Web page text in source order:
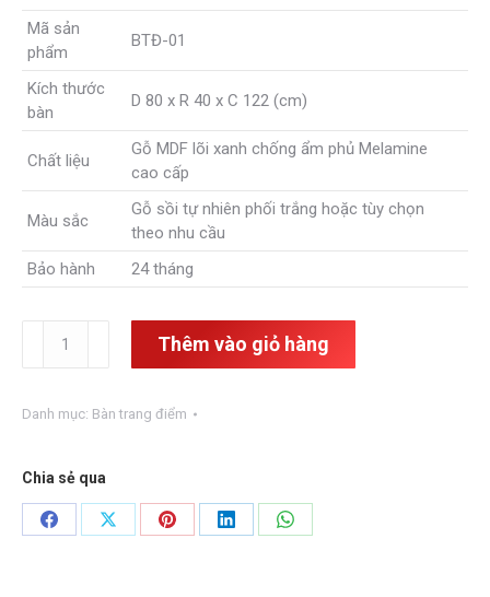
9,600,000₫.
7,560,000₫.
Mã sản
phẩm
BTĐ-01
Kích thước
bàn
D 80 x R 40 x C 122 (cm)
Chất liệu
Gỗ MDF lõi xanh chống ẩm phủ Melamine
cao cấp
Màu sắc
Gỗ sồi tự nhiên phối trắng hoặc tùy chọn
theo nhu cầu
Bảo hành
24 tháng
hiện
số
lượng
Thêm vào giỏ hàng
Danh mục: Bàn trang điểm
Chia sẻ qua
Share
Share
Share
Share
Share